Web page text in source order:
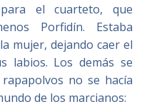
el cuarteto, que
Porfidín. Estaba
mujer, dejando caer el
labios. Los demás se
no se hacía
de los marcianos: